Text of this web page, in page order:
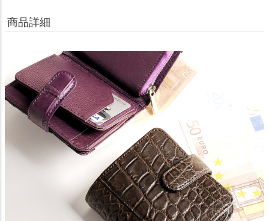
商品詳細